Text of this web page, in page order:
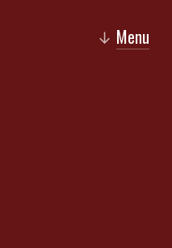
↓ Menu